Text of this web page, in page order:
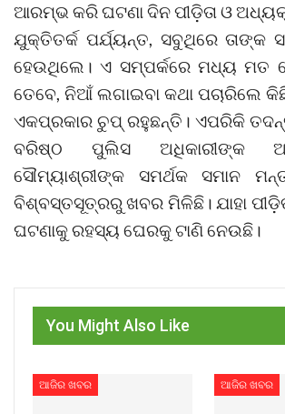
ଆରମ୍ଭ କରି ଘଟଣା ଦିନ ପୀଡ଼ିତା ଓ
ଯୁକ୍ତିତର୍କ ପର୍ଯ୍ୟନ୍ତ, ସବୁଥିରେ ତାଙ୍କ
ହେଉଥିଲେ। ଏ ସମ୍ପର୍କରେ ମଧ୍ୟ ମତ
ତେବେ, ନିଆଁ ଲଗାଇବା କଥା ପଚାରିଲେ
ଏକପ୍ରକାର ଚୁପ୍‌ ରହୁଛନ୍ତି। ଏପରିକି
ବରିଷ୍ଠ ପୁଲିସ ଅଧିକାରୀଙ୍କ
ସୌମ୍ୟାଶ୍ରୀଙ୍କ ସମର୍ଥକ ସମାନ
ବିଶ୍ବସ୍ତସୂତ୍ରରୁ ଖବର ମିଳିଛି। ଯାହା
ଘଟଣାକୁ ରହସ୍ୟ ଘେରକୁ ଟାଣି ନେଉଛି।
You Might Also Like
ଆଜିର ଖବର ଆଜିର ଖବର